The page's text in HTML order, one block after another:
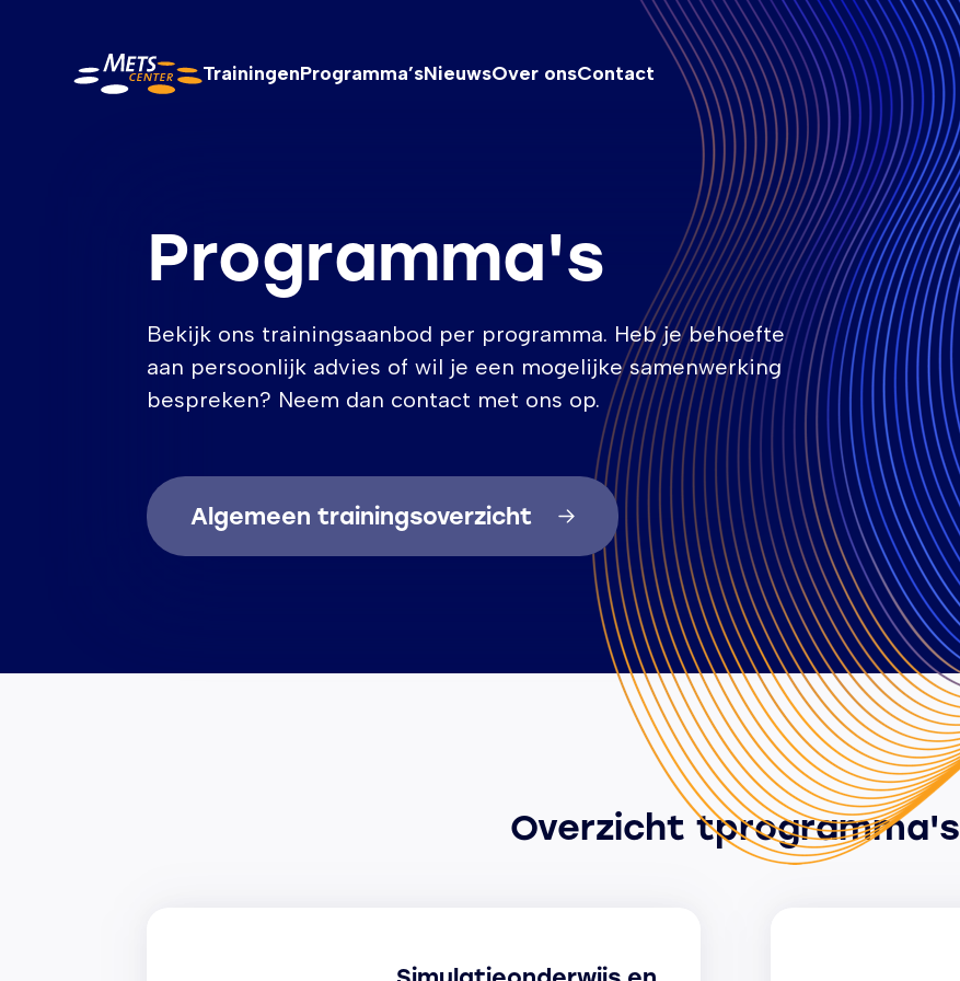
METS Center, terug naar de homepagina
TrainingenProgramma’sNieuwsOver onsContact
Programma's
Bekijk ons trainingsaanbod per programma. Heb je behoefte
aan persoonlijk advies of wil je een mogelijke samenwerking
bespreken? Neem dan contact met ons op.
Algemeen trainingsoverzicht
Overzicht tprogramma's